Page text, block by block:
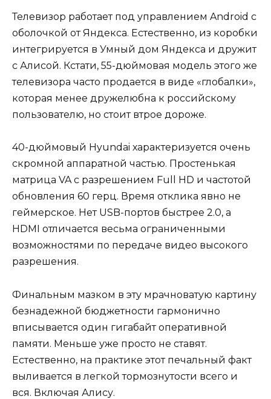
Телевизор работает под управлением Android с
оболочкой от Яндекса. Естественно, из коробки
интегрируется в Умный дом Яндекса и дружит
с Алисой. Кстати, 55-дюймовая модель этого же
телевизора часто продается в виде «глобалки»,
которая менее дружелюбна к российскому
пользователю, но стоит втрое дороже.
40-дюймовый Hyundai характеризуется очень
скромной аппаратной частью. Простенькая
матрица VA с разрешением Full HD и частотой
обновления 60 герц. Время отклика явно не
геймерское. Нет USB-портов быстрее 2.0, а
HDMI отличается весьма ограниченными
возможностями по передаче видео высокого
разрешения.
Финальным мазком в эту мрачноватую картину
безнадежной бюджетности гармонично
вписывается один гигабайт оперативной
памяти. Меньше уже просто не ставят.
Естественно, на практике этот печальный факт
выливается в легкой тормознутости всего и
вся. Включая Алису.